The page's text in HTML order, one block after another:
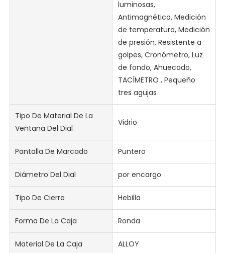
luminosas,
Antimagnético, Medición
de temperatura, Medición
de presión, Resistente a
golpes, Cronómetro, Luz
de fondo, Ahuecado,
TACÍMETRO , Pequeño
tres agujas
Tipo De Material De La
Ventana Del Dial
Vidrio
Pantalla De Marcado Puntero
Diámetro Del Dial por encargo
Tipo De Cierre Hebilla
Forma De La Caja Ronda
Material De La Caja ALLOY